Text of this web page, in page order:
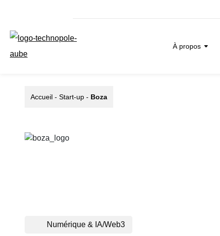
À propos
Accueil - Start-up - Boza
Numérique & IA/Web3